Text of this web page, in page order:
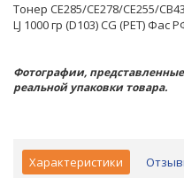
Тонер CE285/CE278/CE255/
LJ 1000 гр (D103) CG (PET) Фас
Фотографии,
реальной упаковки товара.
Характеристики